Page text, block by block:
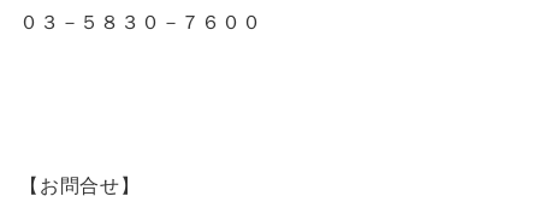
０３－５８３０－７６００
【お問合せ】